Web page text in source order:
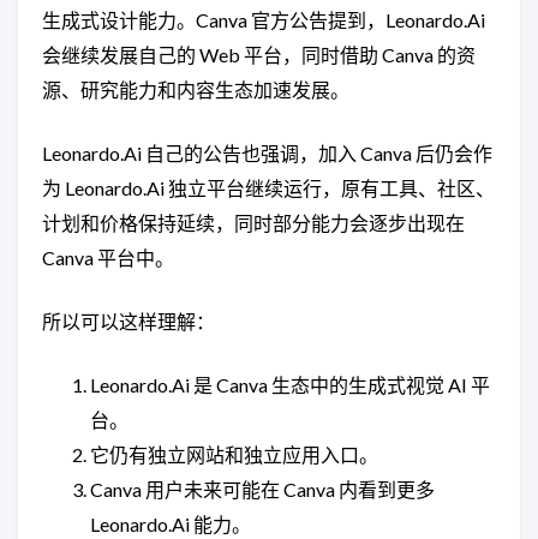
生成式设计能力。Canva 官方公告提到，Leonardo.Ai
会继续发展自己的 Web 平台，同时借助 Canva 的资
源、研究能力和内容生态加速发展。
Leonardo.Ai 自己的公告也强调，加入 Canva 后仍会作
为 Leonardo.Ai 独立平台继续运行，原有工具、社区、
计划和价格保持延续，同时部分能力会逐步出现在
Canva 平台中。
所以可以这样理解：
Leonardo.Ai 是 Canva 生态中的生成式视觉 AI 平
台。
它仍有独立网站和独立应用入口。
Canva 用户未来可能在 Canva 内看到更多
Leonardo.Ai 能力。